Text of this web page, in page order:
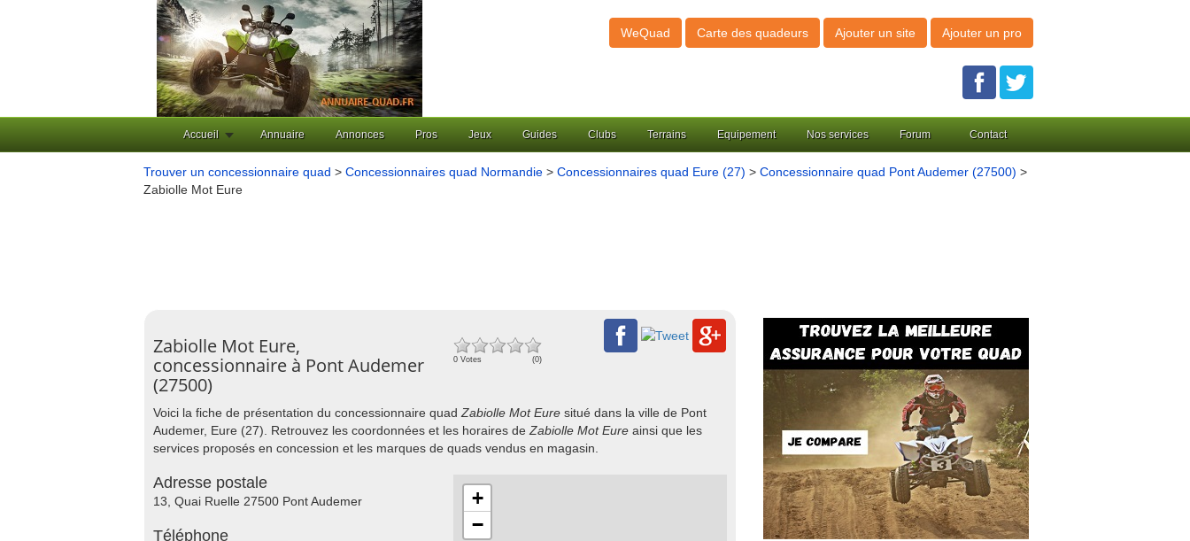
WeQuad Carte des quadeurs Ajouter un site Ajouter un pro
Accueil Annuaire Annonces Pros Jeux Guides Clubs Terrains Equipement Nos services Forum Contact
Trouver un concessionnaire quad > Concessionnaires quad Normandie > Concessionnaires quad Eure (27) > Concessionnaire quad Pont Audemer (27500) >
Zabiolle Mot Eure
Zabiolle Mot Eure,
concessionnaire à Pont Audemer
(27500)
0 Votes (0)
Voici la fiche de présentation du concessionnaire quad Zabiolle Mot Eure situé dans la ville de Pont
Audemer, Eure (27). Retrouvez les coordonnées et les horaires de Zabiolle Mot Eure ainsi que les
services proposés en concession et les marques de quads vendus en magasin.
Adresse postale
13, Quai Ruelle 27500 Pont Audemer
Téléphone
+
−